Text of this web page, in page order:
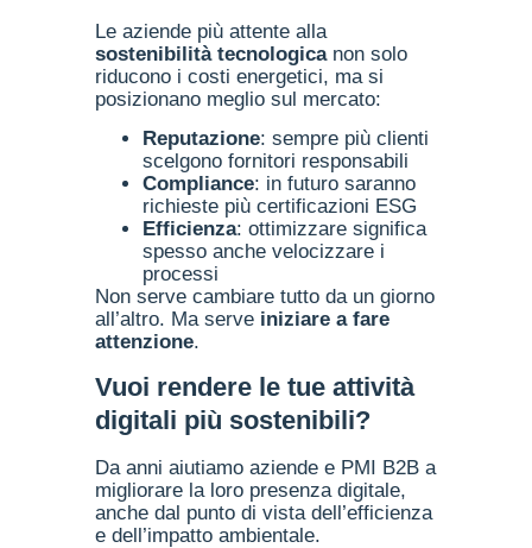
Le aziende più attente alla
sostenibilità tecnologicanon solo
riducono i costi energetici, ma si
posizionano meglio sul mercato:
Reputazione: sempre più clienti
scelgono fornitori responsabili
Compliance: in futuro saranno
richieste più certificazioni ESG
Efficienza: ottimizzare significa
spesso anche velocizzare i
processi
Non serve cambiare tutto da un giorno
all’altro. Ma serve iniziare a fare
attenzione.
Vuoi rendere le tue attività
digitali più sostenibili?
Da anni aiutiamo aziende e PMI B2B a
migliorare la loro presenza digitale,
anche dal punto di vista dell’efficienza
e dell’impatto ambientale.